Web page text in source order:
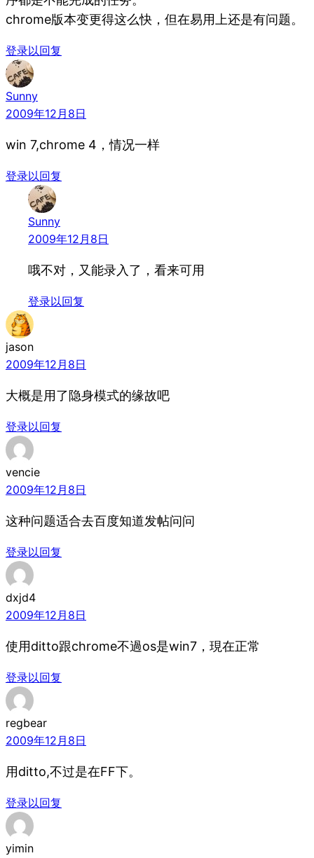
chrome版本变更得这么快，但在易用上还是有问题。
登录以回复
Sunny
2009年12月8日
win 7,chrome 4，情况一样
登录以回复
Sunny
2009年12月8日
哦不对，又能录入了，看来可用
登录以回复
jason
2009年12月8日
大概是用了隐身模式的缘故吧
登录以回复
vencie
2009年12月8日
这种问题适合去百度知道发帖问问
登录以回复
dxjd4
2009年12月8日
使用ditto跟chrome不過os是win7，現在正常
登录以回复
regbear
2009年12月8日
用ditto,不过是在FF下。
登录以回复
yimin